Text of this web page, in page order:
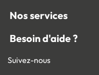
Nos services
Besoin d'aide ?
Suivez-nous